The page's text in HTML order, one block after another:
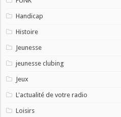
Handicap
Histoire
Jeunesse
jeunesse clubing
Jeux
L'actualité de votre radio
Loisirs